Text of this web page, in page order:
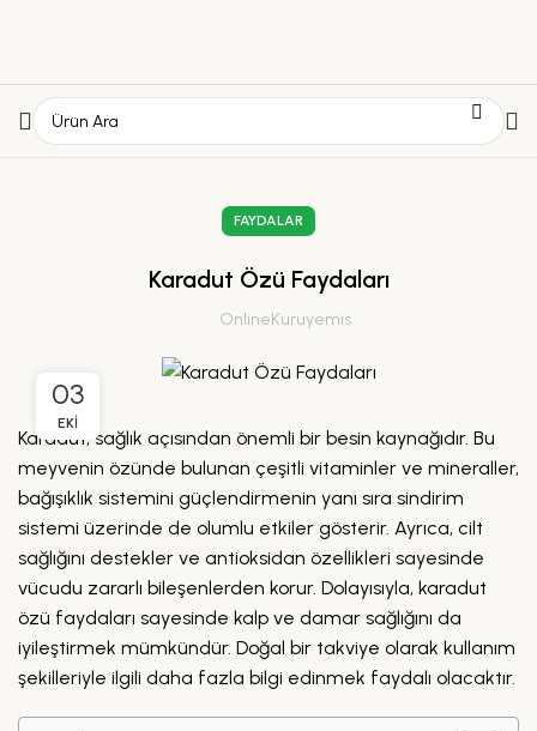
FAYDALAR
Karadut Özü Faydaları
OnlineKuruyemis
03
EKI
Karadut, sağlık açısından önemli bir besin kaynağıdır. Bu
meyvenin özünde bulunan çeşitli vitaminler ve mineraller,
bağışıklık sistemini güçlendirmenin yanı sıra sindirim
sistemi üzerinde de olumlu etkiler gösterir. Ayrıca, cilt
sağlığını destekler ve antioksidan özellikleri sayesinde
vücudu zararlı bileşenlerden korur. Dolayısıyla, karadut
özü faydaları sayesinde kalp ve damar sağlığını da
iyileştirmek mümkündür. Doğal bir takviye olarak kullanım
şekilleriyle ilgili daha fazla bilgi edinmek faydalı olacaktır.